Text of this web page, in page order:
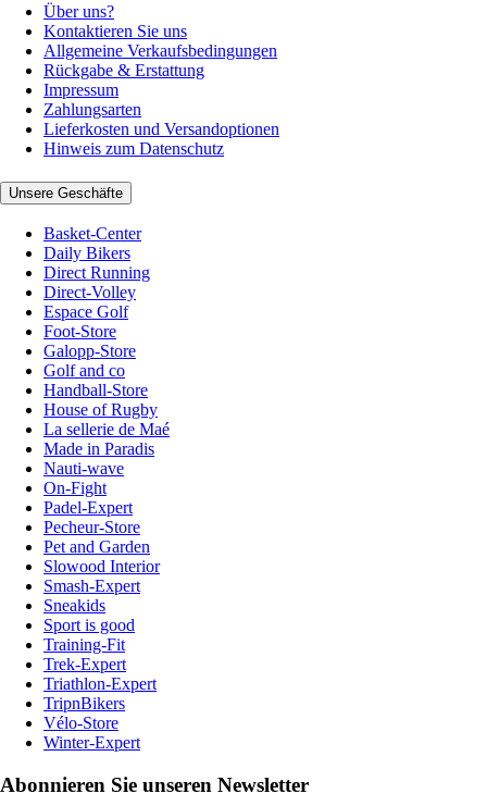
Über uns?
Kontaktieren Sie uns
Allgemeine Verkaufsbedingungen
Rückgabe & Erstattung
Impressum
Zahlungsarten
Lieferkosten und Versandoptionen
Hinweis zum Datenschutz
Unsere Geschäfte
Basket-Center
Daily Bikers
Direct Running
Direct-Volley
Espace Golf
Foot-Store
Galopp-Store
Golf and co
Handball-Store
House of Rugby
La sellerie de Maé
Made in Paradis
Nauti-wave
On-Fight
Padel-Expert
Pecheur-Store
Pet and Garden
Slowood Interior
Smash-Expert
Sneakids
Sport is good
Training-Fit
Trek-Expert
Triathlon-Expert
TripnBikers
Vélo-Store
Winter-Expert
Abonnieren Sie unseren Newsletter